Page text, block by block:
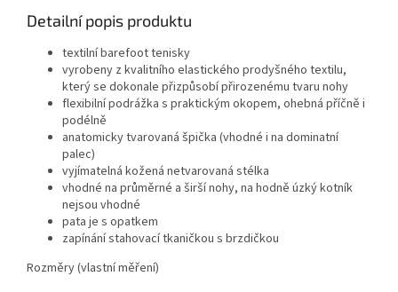
Detailní popis produktu
textilní barefoot tenisky
vyrobeny z kvalitního elastického prodyšného textilu,
který se dokonale přizpůsobí přirozenému tvaru nohy
flexibilní podrážka s praktickým okopem, ohebná příčně i
podélně
anatomicky tvarovaná špička (vhodné i na dominatní
palec)
vyjímatelná kožená netvarovaná stélka
vhodné na průměrné a širší nohy, na hodně úzký kotník
nejsou vhodné
pata je s opatkem
zapínání stahovací tkaničkou s brzdičkou
Rozměry (vlastní měření)